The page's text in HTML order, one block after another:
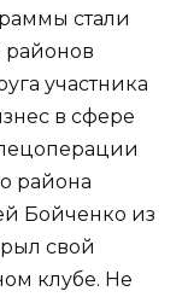
стали
районов
участника
в сфере
района
Бойченко из
свой
клубе. Не